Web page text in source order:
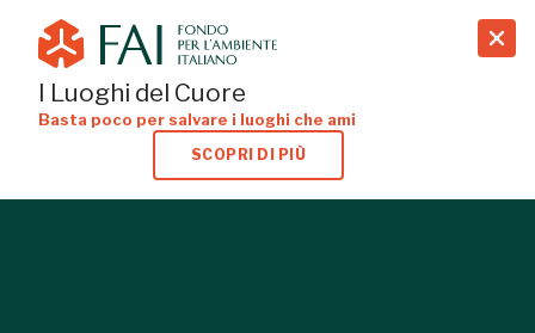
search
I Luoghi del Cuore
Basta poco per salvare i luoghi che ami
SCOPRI DI PIÙ